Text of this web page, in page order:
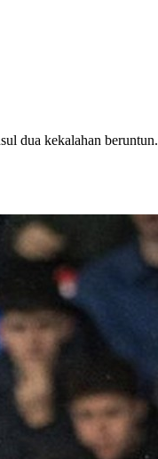
dua kekalahan beruntun.